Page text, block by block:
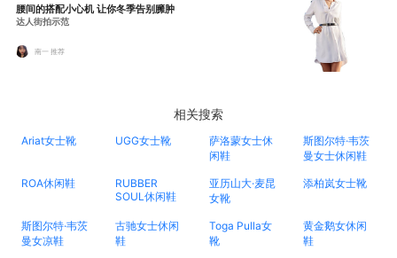
腰间的搭配小心机 让你冬季告别臃肿
达人街拍示范
南一 推荐
相关搜索
Ariat女士靴 UGG女士靴
萨洛蒙女士休
闲鞋
斯图尔特·韦茨
曼女士休闲鞋
ROA休闲鞋
RUBBER
SOUL休闲鞋
亚历山大·麦昆
女靴
添柏岚女士靴
斯图尔特·韦茨
曼女凉鞋
古驰女士休闲
鞋
Toga Pulla女
靴
黄金鹅女休闲
鞋